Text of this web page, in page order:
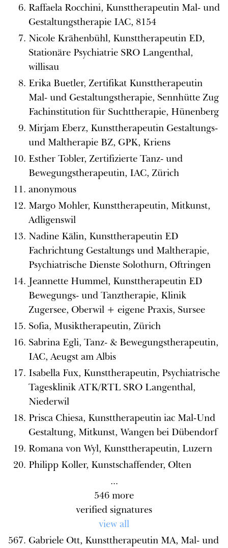
Raffaela Rocchini, Kunsttherapeutin Mal- und
Gestaltungstherapie IAC, 8154
Nicole Krähenbühl, Kunsttherapeutin ED,
Stationäre Psychiatrie SRO Langenthal,
willisau
Erika Buetler, Zertifikat Kunsttherapeutin
Mal- und Gestaltungstherapie, Sennhütte Zug
Fachinstitution für Suchttherapie, Hünenberg
Mirjam Eberz, Kunsttherapeutin Gestaltungs-
und Maltherapie BZ, GPK, Kriens
Esther Tobler, Zertifizierte Tanz- und
Bewegungstherapeutin, IAC, Zürich
anonymous
Margo Mohler, Kunsttherapeutin, Mitkunst,
Adligenswil
Nadine Kälin, Kunsttherapeutin ED
Fachrichtung Gestaltungs und Maltherapie,
Psychiatrische Dienste Solothurn, Oftringen
Jeannette Hummel, Kunsttherapeutin ED
Bewegungs- und Tanztherapie, Klinik
Zugersee, Oberwil + eigene Praxis, Sursee
Sofia, Musiktherapeutin, Zürich
Sabrina Egli, Tanz- & Bewegungstherapeutin,
IAC, Aeugst am Albis
Isabella Fux, Kunsttherapeutin, Psychiatrische
Tagesklinik ATK/RTL SRO Langenthal,
Niederwil
Prisca Chiesa, Kunsttherapeutin iac Mal-Und
Gestaltung, Mitkunst, Wangen bei Dübendorf
Romana von Wyl, Kunsttherapeutin, Luzern
Philipp Koller, Kunstschaffender, Olten
...
546 more
verified signatures
view all
Gabriele Ott, Kunsttherapeutin MA, Mal- und